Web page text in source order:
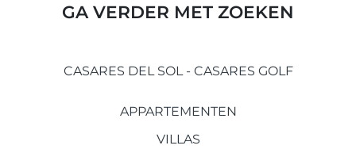
GA VERDER MET ZOEKEN
CASARES DEL SOL - CASARES GOLF
APPARTEMENTEN
VILLAS